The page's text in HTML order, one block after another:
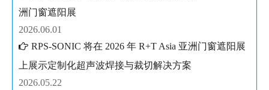
洲门窗遮阳展
2026.06.01
RPS-SONIC 将在 2026 年 R+T Asia 亚洲门窗遮阳展
上展示定制化超声波焊接与裁切解决方案
2026.05.22